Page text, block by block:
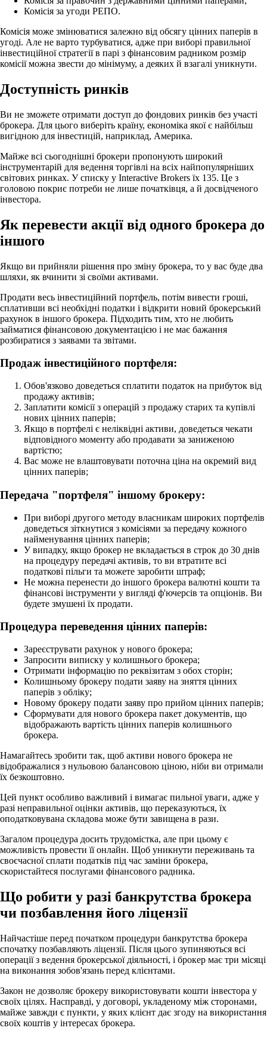
Комісія за угоди РЕПО.
Комісія може змінюватися залежно від обсягу цінних паперів в
угоді. Але не варто турбуватися, адже при виборі правильної
інвестиційної стратегії в парі з фінансовим радником розмір
комісії можна звести до мінімуму, а деяких й взагалі уникнути.
Доступність ринків
Ви не зможете отримати доступ до фондових ринків без участі
брокера. Для цього виберіть країну, економіка якої є найбільш
вигідною для інвестицій, наприклад, Америка.
Майже всі сьогоднішні брокери пропонують широкий
інструментарій для ведення торгівлі на всіх найпопулярніших
світових ринках. У списку у Interactive Brokers їх 135. Це з
головою покриє потреби не лише початківця, а й досвідченого
інвестора.
Як перевести акції від одного брокера до
іншого
Якщо ви прийняли рішення про зміну брокера, то у вас буде два
шляхи, як вчинити зі своїми активами.
Продати весь інвестиційний портфель, потім вивести гроші,
сплативши всі необхідні податки і відкрити новий брокерський
рахунок в іншого брокера. Підходить тим, хто не любить
займатися фінансовою документацією і не має бажання
розбиратися з заявами та звітами.
Продаж інвестиційного портфеля:
Обов'язково доведеться сплатити податок на прибуток від
продажу активів;
Заплатити комісії з операцій з продажу старих та купівлі
нових цінних паперів;
Якщо в портфелі є неліквідні активи, доведеться чекати
відповідного моменту або продавати за заниженою
вартістю;
Вас може не влаштовувати поточна ціна на окремий вид
цінних паперів;
Передача "портфеля" іншому брокеру:
При виборі другого методу власникам широких портфелів
доведеться зіткнутися з комісіями за передачу кожного
найменування цінних паперів;
У випадку, якщо брокер не вкладається в строк до 30 днів
на процедуру передачі активів, то ви втратите всі
податкові пільги та можете заробити штраф;
Не можна перенести до іншого брокера валютні кошти та
фінансові інструменти у вигляді ф'ючерсів та опціонів. Ви
будете змушені їх продати.
Процедура переведення цінних паперів:
Зареєструвати рахунок у нового брокера;
Запросити виписку у колишнього брокера;
Отримати інформацію по реквізитам з обох сторін;
Колишньому брокеру подати заяву на зняття цінних
паперів з обліку;
Новому брокеру подати заяву про прийом цінних паперів;
Сформувати для нового брокера пакет документів, що
відображають вартість цінних паперів колишнього
брокера.
Намагайтесь зробити так, щоб активи нового брокера не
відображалися з нульовою балансовою ціною, ніби ви отримали
їх безкоштовно.
Цей пункт особливо важливий і вимагає пильної уваги, адже у
разі неправильної оцінки активів, що переказуються, їх
оподатковувана складова може бути завищена в рази.
Загалом процедура досить трудомістка, але при цьому є
можливість провести її онлайн. Щоб уникнути переживань та
своєчасної сплати податків під час заміни брокера,
скористайтеся послугами фінансового радника.
Що робити у разі банкрутства брокера
чи позбавлення його ліцензії
Найчастіше перед початком процедури банкрутства брокера
спочатку позбавляють ліцензії. Після цього зупиняються всі
операції з ведення брокерської діяльності, і брокер має три місяці
на виконання зобов'язань перед клієнтами.
Закон не дозволяє брокеру використовувати кошти інвестора у
своїх цілях. Насправді, у договорі, укладеному між сторонами,
майже завжди є пункти, у яких клієнт дає згоду на використання
своїх коштів у інтересах брокера.